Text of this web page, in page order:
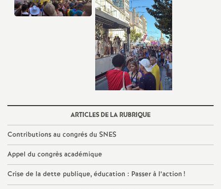
o
n
d
d
e
g
r
ARTICLES DE LA RUBRIQUE
Contributions au congrés du SNES
Appel du congrès académique
Crise de la dette publique, éducation : Passer à l’action !